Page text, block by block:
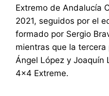
Extremo de Andalucía
2021, seguidos por el
formado por Sergio
mientras que la
Ángel López y Joaquín
4×4 Extreme.